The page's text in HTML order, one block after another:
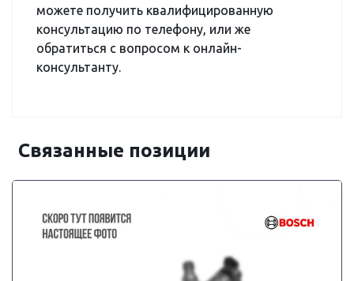
можете получить квалифицированную
консультацию по телефону, или же
обратиться с вопросом к онлайн-
консультанту.
Связанные позиции